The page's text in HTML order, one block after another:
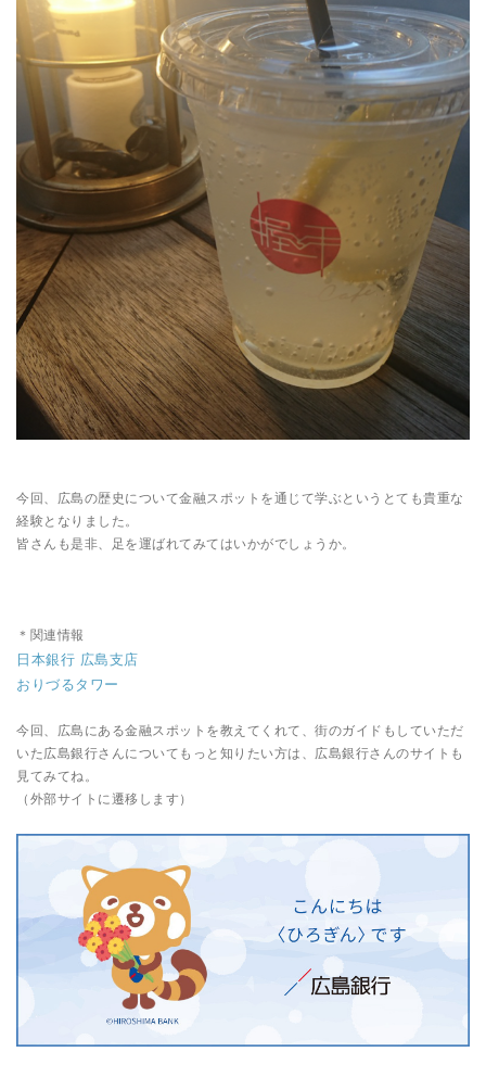
今回、広島の歴史について金融スポットを通じて学ぶというとても貴重な
経験となりました。
皆さんも是非、足を運ばれてみてはいかがでしょうか。
＊関連情報
日本銀行 広島支店
おりづるタワー
今回、広島にある金融スポットを教えてくれて、街のガイドもしていただ
いた広島銀行さんについてもっと知りたい方は、広島銀行さんのサイトも
見てみてね。
（外部サイトに遷移します）